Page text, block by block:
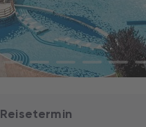
Reisetermin